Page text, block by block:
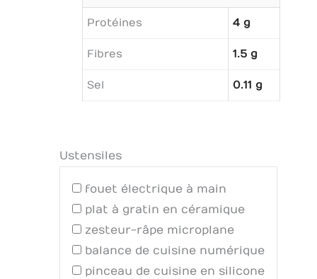
Protéines 4 g
Fibres 1.5 g
Sel 0.11 g
Ustensiles
fouet électrique à main
plat à gratin en céramique
zesteur-râpe microplane
balance de cuisine numérique
pinceau de cuisine en silicone